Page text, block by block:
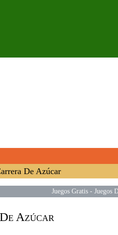
De Azúcar
Juegos Gratis - Juegos
Azúcar